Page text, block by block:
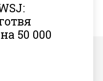
50 000